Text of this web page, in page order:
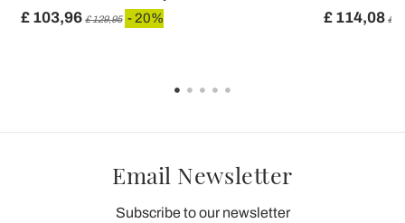
£ 103,96 £ 129,95 - 20% £ 114,08 £
Email Newsletter
Subscribe to our newsletter